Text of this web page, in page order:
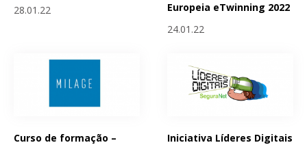
28.01.22
Europeia eTwinning 2022
24.01.22
Curso de formação –
Iniciativa Líderes Digitais